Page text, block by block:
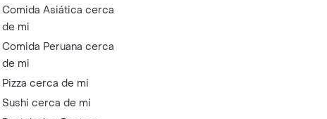
Comida Asiática cerca
de mi
Comida Peruana cerca
de mi
Pizza cerca de mi
Sushi cerca de mi